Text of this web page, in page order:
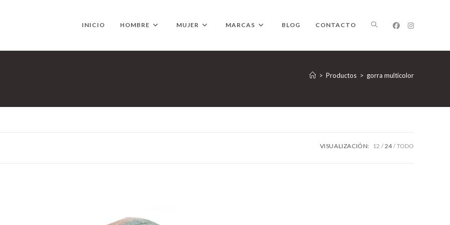
INICIO HOMBRE MUJER MARCAS BLOG CONTACTO ALTERNAR
BÚSQUEDA
> Productos > gorra multicolor
VISUALIZACIÓN: 12 24 TODO